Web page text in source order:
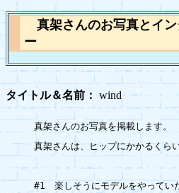
真架さんのお写真とイン
ー
タイトル＆名前： wind
真架さんのお写真を掲載します。
真架さんは、ヒップにかかるくら
#1　楽しそうにモデルをやってい